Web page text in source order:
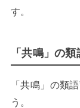
す。
「共鳴」の
「共鳴」の類
う。